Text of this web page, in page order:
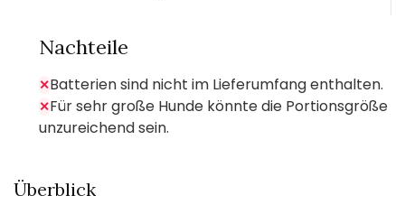
Nachteile
✕Batterien sind nicht im Lieferumfang enthalten.
✕Für sehr große Hunde könnte die Portionsgröße
unzureichend sein.
Überblick